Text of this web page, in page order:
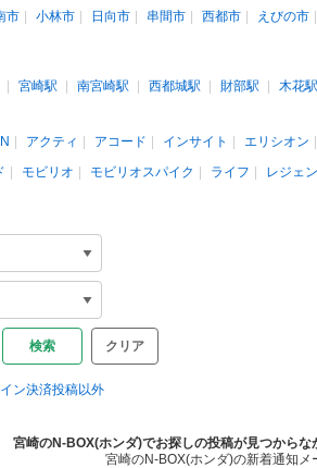
市 小林市 日向市 串間市 西都市 えびの市
宮崎駅 南宮崎駅 西都城駅 財部駅 木花駅
アクティ アコード インサイト エリシオン
モビリオ モビリオスパイク ライフ レジェ
クリア
ン決済投稿以外
宮崎のN-BOX(ホンダ)でお探しの投稿が見つからな
宮崎のN-BOX(ホンダ)の新着通知メ